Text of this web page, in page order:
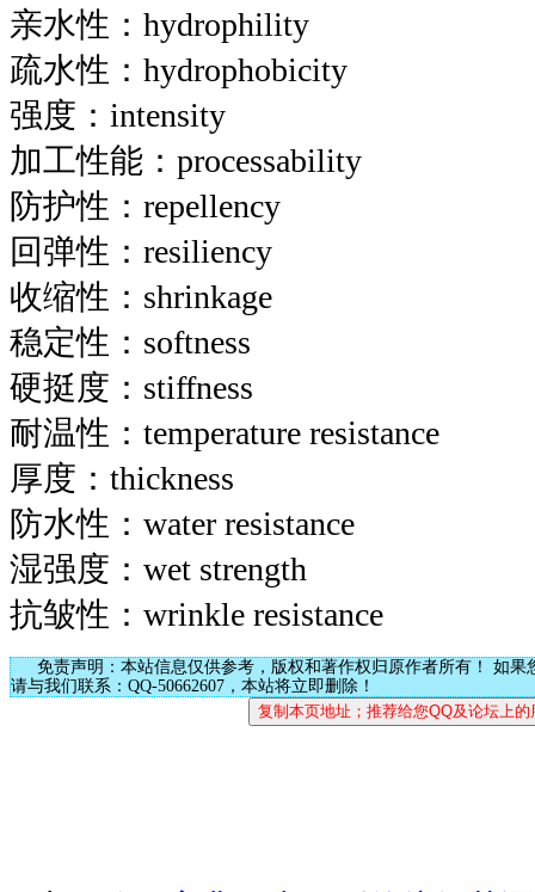
亲水性：hydrophility
疏水性：hydrophobicity
强度：intensity
加工性能：processability
防护性：repellency
回弹性：resiliency
收缩性：shrinkage
稳定性：softness
硬挺度：stiffness
耐温性：temperature resistance
厚度：thickness
防水性：water resistance
湿强度：wet strength
抗皱性：wrinkle resistance
免责声明：本站信息仅供参考，版权和著作权归原作者所有！ 如果
请与我们联系：QQ-50662607，本站将立即删除！